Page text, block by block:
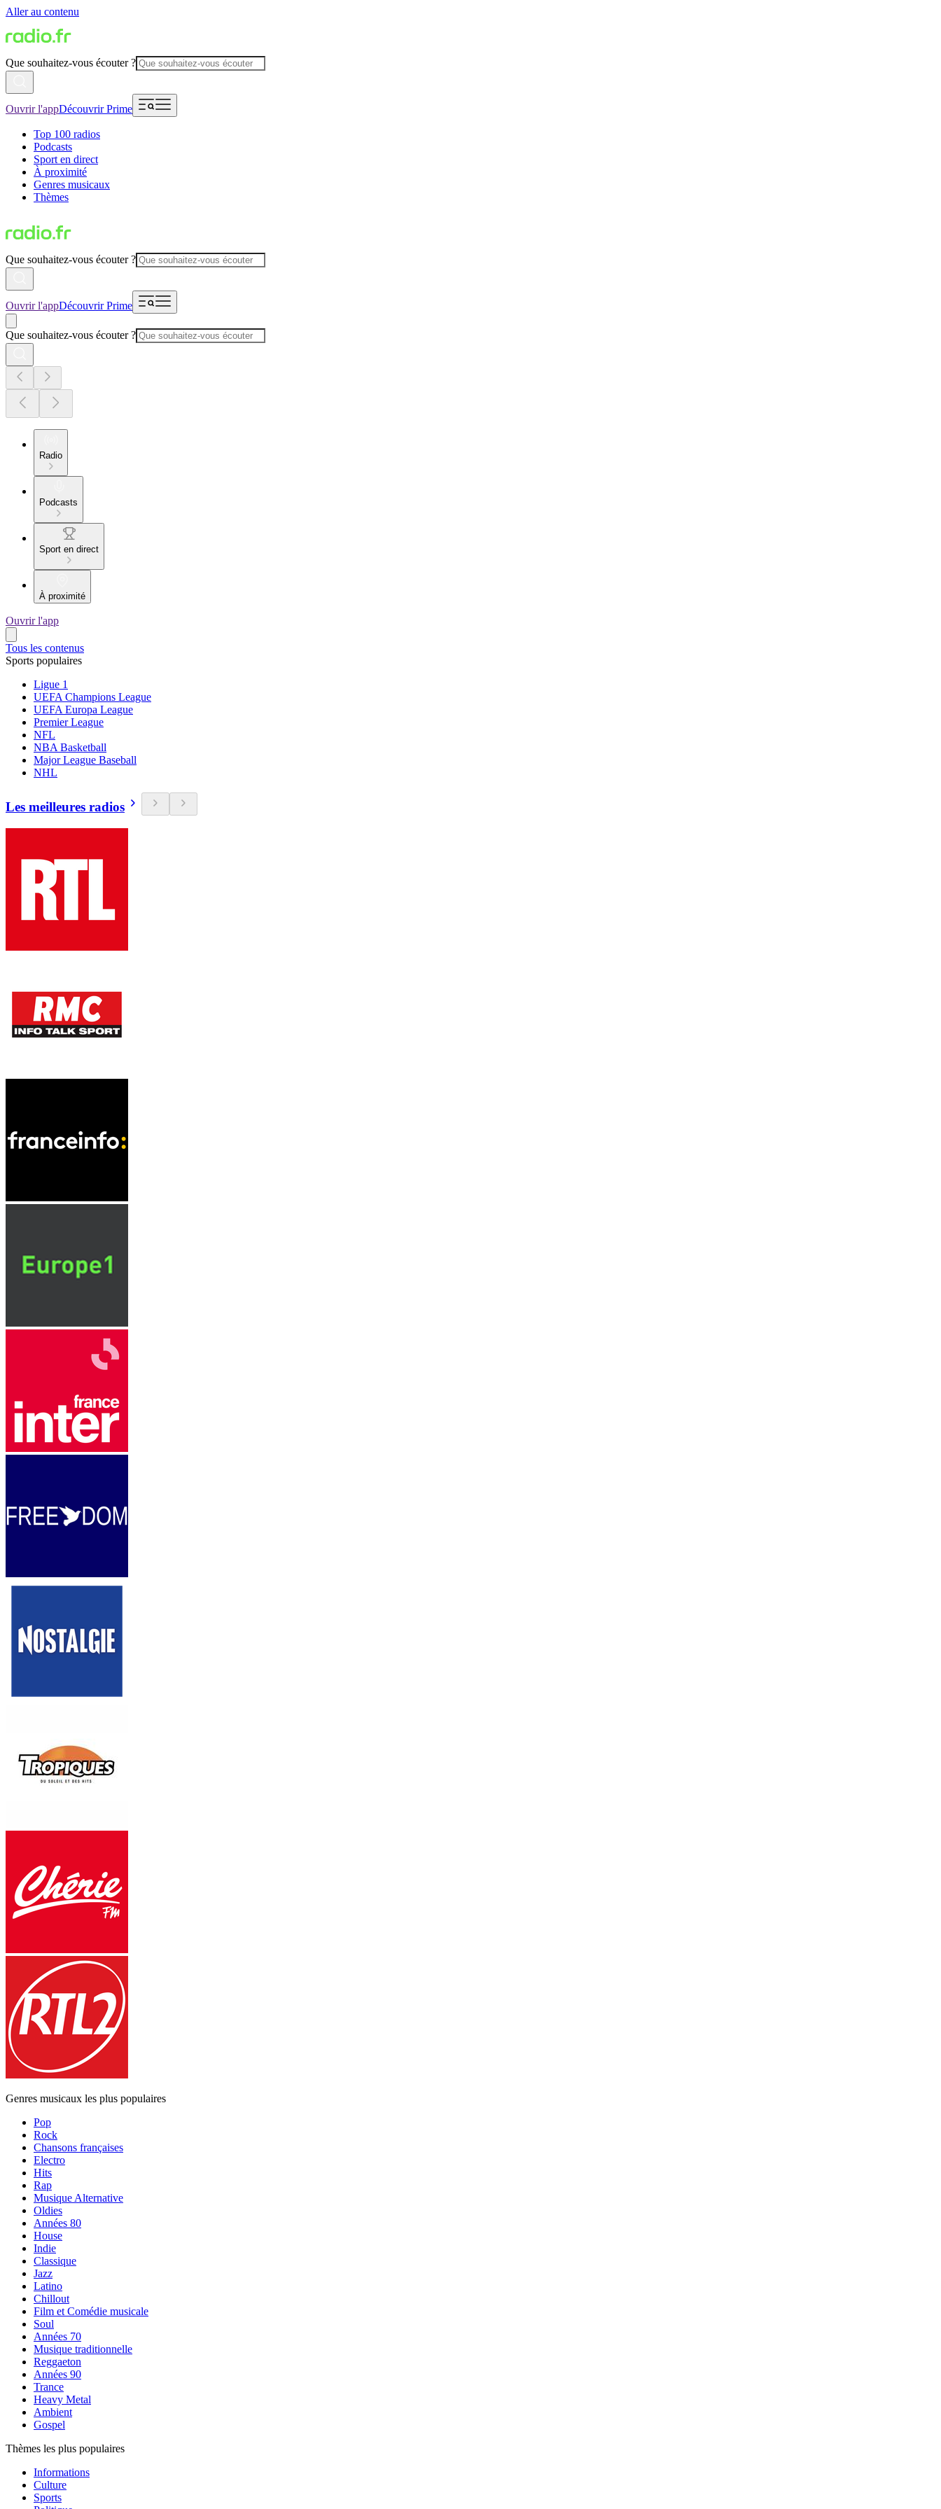
Aller au contenu
Que souhaitez-vous écouter ?
Ouvrir l'appDécouvrir Prime
Top 100 radios
Podcasts
Sport en direct
À proximité
Genres musicaux
Thèmes
Que souhaitez-vous écouter ?
Ouvrir l'appDécouvrir Prime
Que souhaitez-vous écouter ?
Radio
Podcasts
Sport en direct
À proximité
Ouvrir l'app
Tous les contenus
Sports populaires
Ligue 1
UEFA Champions League
UEFA Europa League
Premier League
NFL
NBA Basketball
Major League Baseball
NHL
Les meilleures radios
Genres musicaux les plus populaires
Pop
Rock
Chansons françaises
Electro
Hits
Rap
Musique Alternative
Oldies
Années 80
House
Indie
Classique
Jazz
Latino
Chillout
Film et Comédie musicale
Soul
Années 70
Musique traditionnelle
Reggaeton
Années 90
Trance
Heavy Metal
Ambient
Gospel
Thèmes les plus populaires
Informations
Culture
Sports